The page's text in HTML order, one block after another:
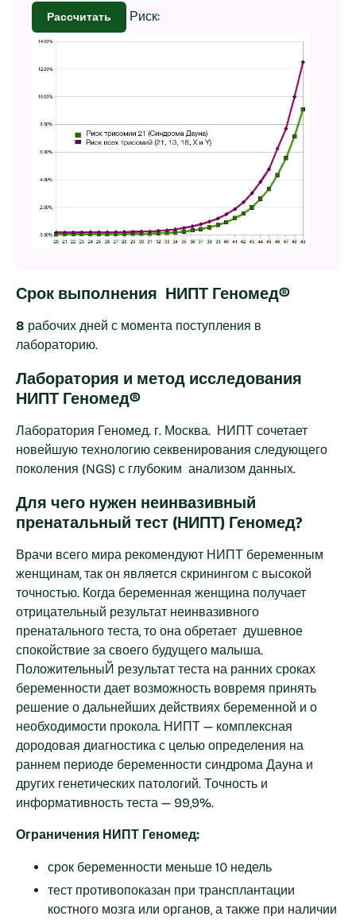
Рассчитать Риск:
Срок выполнения НИПТ Геномед®
8 рабочих дней с момента поступления в
лабораторию.
Лаборатория и метод исследования
НИПТ Геномед®
Лаборатория Геномед. г. Москва. НИПТ сочетает
новейшую технологию секвенирования следующего
поколения (NGS) с глубоким анализом данных.
Для чего нужен неинвазивный
пренатальный тест (НИПТ) Геномед?
Врачи всего мира рекомендуют НИПТ беременным
женщинам, так он является скринингом с высокой
точностью. Когда беременная женщина получает
отрицательный результат неинвазивного
пренатального теста, то она обретает душевное
спокойствие за своего будущего малыша.
ПоложительныЙ результат теста на ранних сроках
беременности дает возможность вовремя принять
решение о дальнейших действиях беременной и о
необходимости прокола. НИПТ — комплексная
дородовая диагностика с целью определения на
раннем периоде беременности синдрома Дауна и
других генетических патологий. Точность и
информативность теста — 99,9%.
Ограничения НИПТ Геномед:
срок беременности меньше 10 недель
тест противопоказан при трансплантации
костного мозга или органов, а также при наличии